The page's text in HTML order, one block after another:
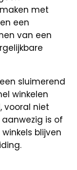
met
een
van een
sluimerend
winkelen
vooral niet
is of
blijven